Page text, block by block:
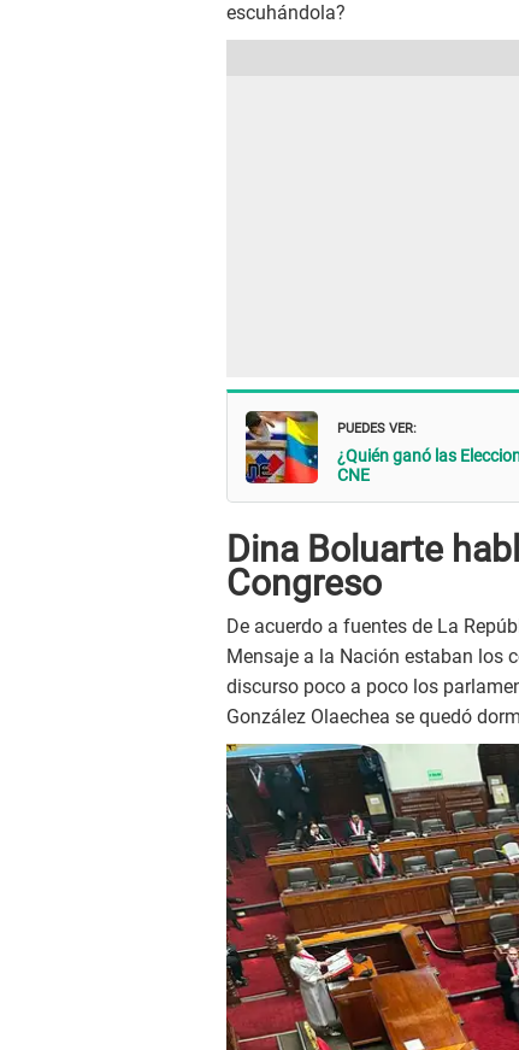
escuhándola?
PUEDES VER:
¿Quién ganó las
CNE
Dina Boluarte
Congreso
De acuerdo a fuentes de La
Mensaje a la Nación estaban los
discurso poco a poco los
González Olaechea se quedó